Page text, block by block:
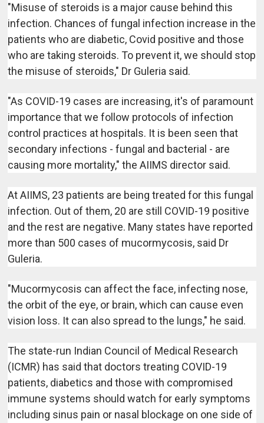
"Misuse of steroids is a major cause behind this
infection. Chances of fungal infection increase in the
patients who are diabetic, Covid positive and those
who are taking steroids. To prevent it, we should stop
the misuse of steroids," Dr Guleria said.
"As COVID-19 cases are increasing, it's of paramount
importance that we follow protocols of infection
control practices at hospitals. It is been seen that
secondary infections - fungal and bacterial - are
causing more mortality," the AIIMS director said.
At AIIMS, 23 patients are being treated for this fungal
infection. Out of them, 20 are still COVID-19 positive
and the rest are negative. Many states have reported
more than 500 cases of mucormycosis, said Dr
Guleria.
"Mucormycosis can affect the face, infecting nose,
the orbit of the eye, or brain, which can cause even
vision loss. It can also spread to the lungs," he said.
The state-run Indian Council of Medical Research
(ICMR) has said that doctors treating COVID-19
patients, diabetics and those with compromised
immune systems should watch for early symptoms
including sinus pain or nasal blockage on one side of